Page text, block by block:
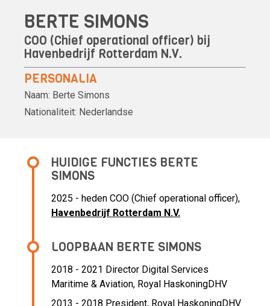
BERTE SIMONS
COO (Chief operational officer) bij
Havenbedrijf Rotterdam N.V.
PERSONALIA
Naam: Berte Simons
Nationaliteit: Nederlandse
HUIDIGE FUNCTIES BERTE
SIMONS
2025 - heden COO (Chief operational officer),
Havenbedrijf Rotterdam N.V.
LOOPBAAN BERTE SIMONS
2018 - 2021 Director Digital Services
Maritime & Aviation, Royal HaskoningDHV
2013 - 2018 President, Royal HaskoningDHV